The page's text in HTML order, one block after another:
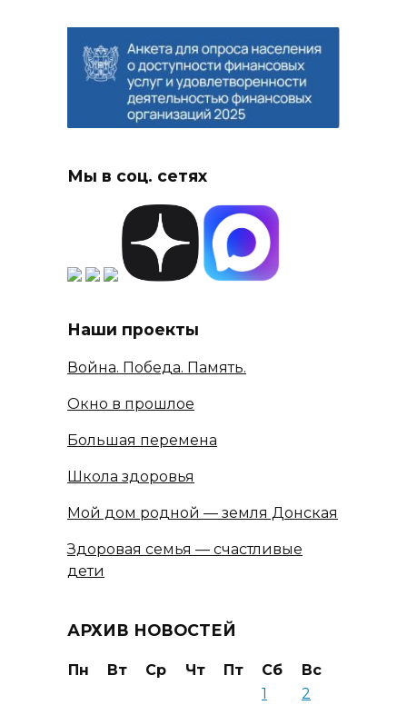
Мы в соц. сетях
Наши проекты
Война. Победа. Память.
Окно в прошлое
Большая перемена
Школа здоровья
Мой дом родной — земля Донская
Здоровая семья — счастливые
дети
АРХИВ НОВОСТЕЙ
Пн Вт Ср Чт Пт Сб
Вс
1
2